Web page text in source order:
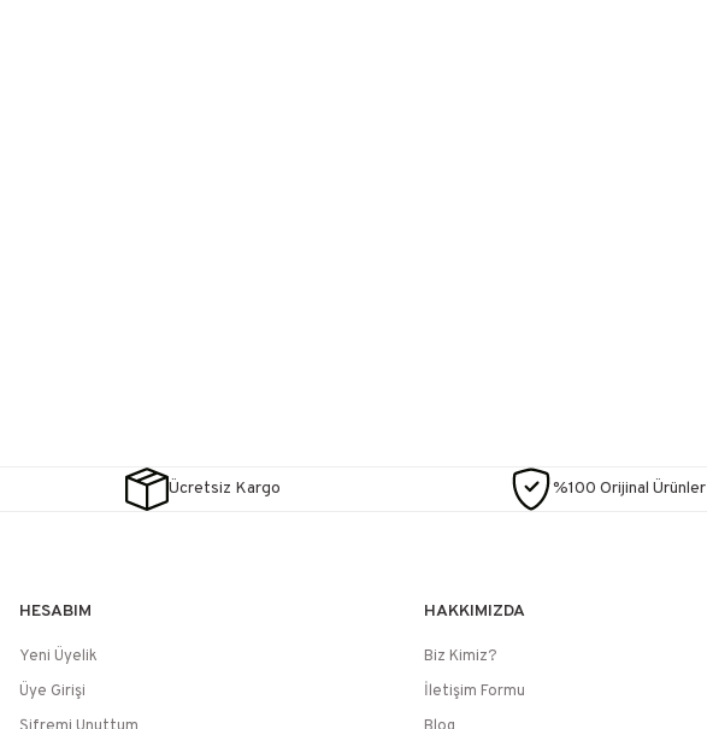
Ücretsiz Kargo %100 Orijinal Ürünler
HESABIM
Yeni Üyelik
Üye Girişi
HAKKIMIZDA
Biz Kimiz?
İletişim Formu